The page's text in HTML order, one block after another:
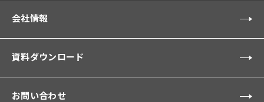
会社情報
資料ダウンロード
お問い合わせ